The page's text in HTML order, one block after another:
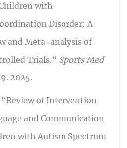
with
Disorder: A
and Meta-analysis of
Trials.” Sports Med
2025.
“Review of Intervention
and Communication
with Autism Spectrum